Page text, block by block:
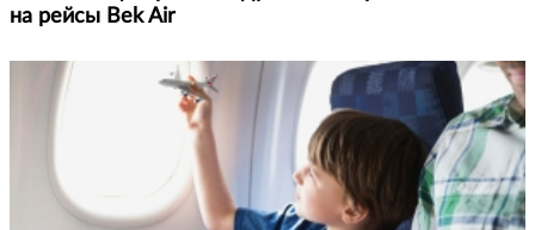
на рейсы Bek Air